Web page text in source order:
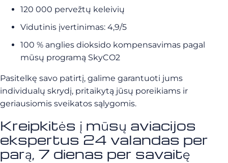
120 000 pervežtų keleivių
Vidutinis įvertinimas: 4,9/5
100 % anglies dioksido kompensavimas pagal
mūsų programą SkyCO2
Pasitelkę savo patirtį, galime garantuoti jums
individualų skrydį, pritaikytą jūsų poreikiams ir
geriausiomis sveikatos sąlygomis.
Kreipkitės į mūsų aviacijos
ekspertus 24 valandas per
parą, 7 dienas per savaitę